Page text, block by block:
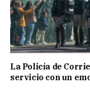
La Policía de
servicio con un